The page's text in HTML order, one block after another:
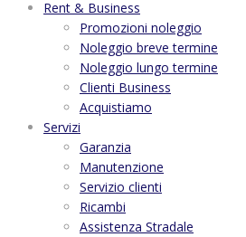
Rent & Business
Promozioni noleggio
Noleggio breve termine
Noleggio lungo termine
Clienti Business
Acquistiamo
Servizi
Garanzia
Manutenzione
Servizio clienti
Ricambi
Assistenza Stradale